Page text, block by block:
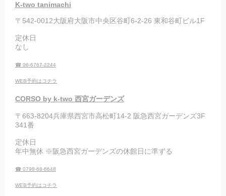
K-two tanimachi
〒542-0012大阪府大阪市中央区谷町6-2-26 東和谷町ビル1F
定休日
なし
☎ 06-6767-2244
WEB予約はコチラ
CORSO by k-two 西宮ガーデンズ
〒663-8204兵庫県西宮市高松町14-2 阪急西宮ガーデンズ3F
341番
定休日
年中無休 ※阪急西宮ガーデンズの休館日に準ずる
☎ 0798-68-6648
WEB予約はコチラ